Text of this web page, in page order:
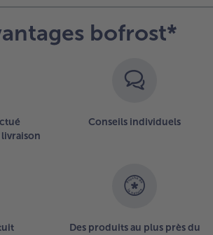
bofrost*
Conseils individuels
Des produits au plus près du